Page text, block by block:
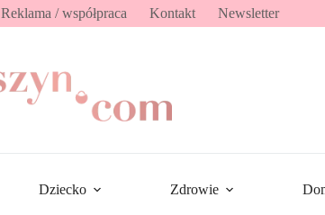
Reklama / współpraca Kontakt Newsletter
Dziecko Zdrowie